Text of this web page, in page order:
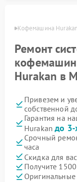
Кофемашина
Ремонт
Hurakan в
Привезем и
собственной
Гарантия на
Hurakanдо 3-
Срочный
часа
Скидка для
Получите